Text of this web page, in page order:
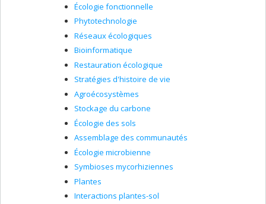
Nous sommes particulièrement intéressés à l'évolution
de la biodiversité animale et des deutérostomiens qui
font partie de la lignée évolutive des hémichordés, des
échinodermes et notre propre phylum, les chordés. Ces
derniers contribuent à la majorité de nos recherches.
Écologie fonctionnelle
Phytotechnologie
Réseaux écologiques
Bioinformatique
Restauration écologique
Stratégies d'histoire de vie
Agroécosystèmes
Stockage du carbone
Écologie des sols
Assemblage des communautés
Écologie microbienne
Symbioses mycorhiziennes
Plantes
Interactions plantes-sol